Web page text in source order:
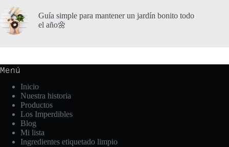
Guía simple para mantener un jardín bonito todo
el año🌼
Menú
Inicio
Nuestra historia
Productos
Los Imperdibles
Blog
Mi lista
Ingredientes etiquetado limpio